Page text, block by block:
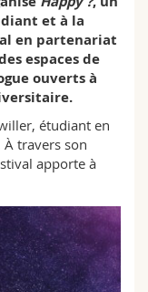
et à la
en partenariat
espaces de
ouverts à
étudiant en
À travers son
apporte à